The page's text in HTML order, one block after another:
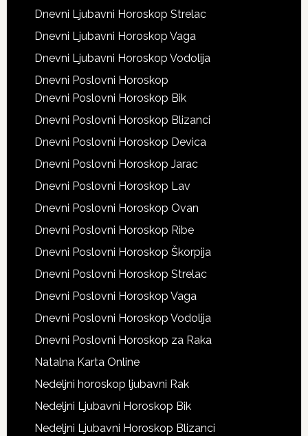
Dnevni Ljubavni Horoskop Strelac
Dnevni Ljubavni Horoskop Vaga
Dnevni Ljubavni Horoskop Vodolija
Dnevni Poslovni Horoskop
Dnevni Poslovni Horoskop Bik
Dnevni Poslovni Horoskop Blizanci
Dnevni Poslovni Horoskop Devica
Dnevni Poslovni Horoskop Jarac
Dnevni Poslovni Horoskop Lav
Dnevni Poslovni Horoskop Ovan
Dnevni Poslovni Horoskop Ribe
Dnevni Poslovni Horoskop Škorpija
Dnevni Poslovni Horoskop Strelac
Dnevni Poslovni Horoskop Vaga
Dnevni Poslovni Horoskop Vodolija
Dnevni Poslovni Horoskop za Raka
Natalna Karta Online
Nedeljni horoskop ljubavni Rak
Nedeljni Ljubavni Horoskop Bik
Nedeljni Ljubavni Horoskop Blizanci